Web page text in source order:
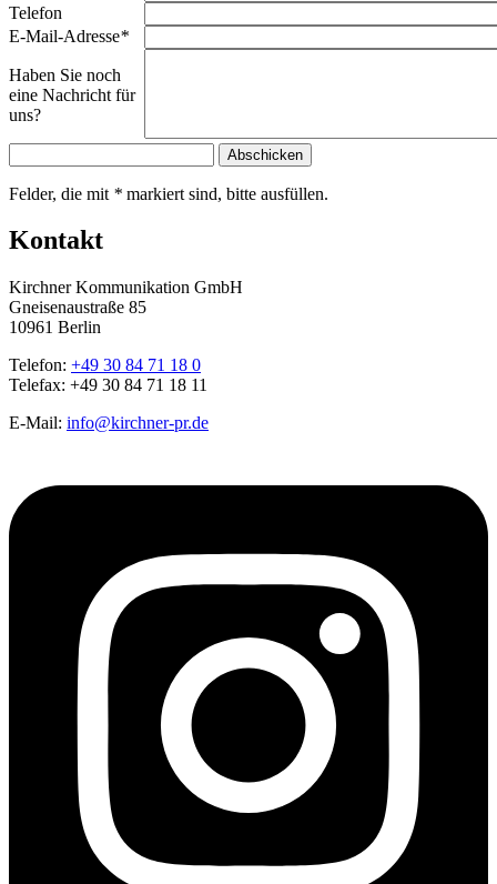
Telefon
E-Mail-Adresse*
Haben Sie noch
eine Nachricht für
uns?
Felder, die mit * markiert sind, bitte ausfüllen.
Kontakt
Kirchner Kommunikation GmbH
Gneisenaustraße 85
10961 Berlin
Telefon: +49 30 84 71 18 0
Telefax: +49 30 84 71 18 11
E-Mail: info@kirchner-pr.de